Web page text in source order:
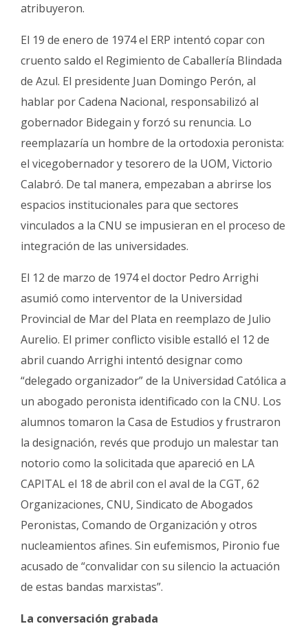
atribuyeron.
El 19 de enero de 1974 el ERP intentó copar con
cruento saldo el Regimiento de Caballería Blindada
de Azul. El presidente Juan Domingo Perón, al
hablar por Cadena Nacional, responsabilizó al
gobernador Bidegain y forzó su renuncia. Lo
reemplazaría un hombre de la ortodoxia peronista:
el vicegobernador y tesorero de la UOM, Victorio
Calabró. De tal manera, empezaban a abrirse los
espacios institucionales para que sectores
vinculados a la CNU se impusieran en el proceso de
integración de las universidades.
El 12 de marzo de 1974 el doctor Pedro Arrighi
asumió como interventor de la Universidad
Provincial de Mar del Plata en reemplazo de Julio
Aurelio. El primer conflicto visible estalló el 12 de
abril cuando Arrighi intentó designar como
“delegado organizador” de la Universidad Católica a
un abogado peronista identificado con la CNU. Los
alumnos tomaron la Casa de Estudios y frustraron
la designación, revés que produjo un malestar tan
notorio como la solicitada que apareció en LA
CAPITAL el 18 de abril con el aval de la CGT, 62
Organizaciones, CNU, Sindicato de Abogados
Peronistas, Comando de Organización y otros
nucleamientos afines. Sin eufemismos, Pironio fue
acusado de “convalidar con su silencio la actuación
de estas bandas marxistas”.
La conversación grabada